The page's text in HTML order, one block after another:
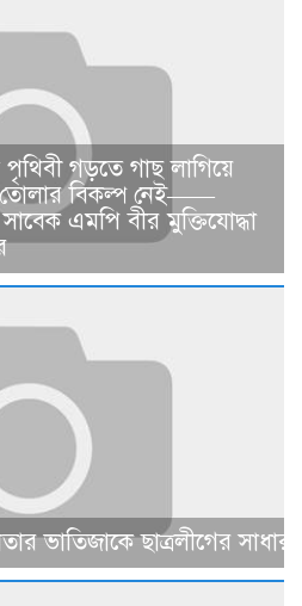
গড়তে গাছ লাগিয়ে
তোলার বিকল্প নেই——
সাবেক এমপি বীর মুক্তিযোদ্ধা
ভাতিজাকে ছাত্রলীগের